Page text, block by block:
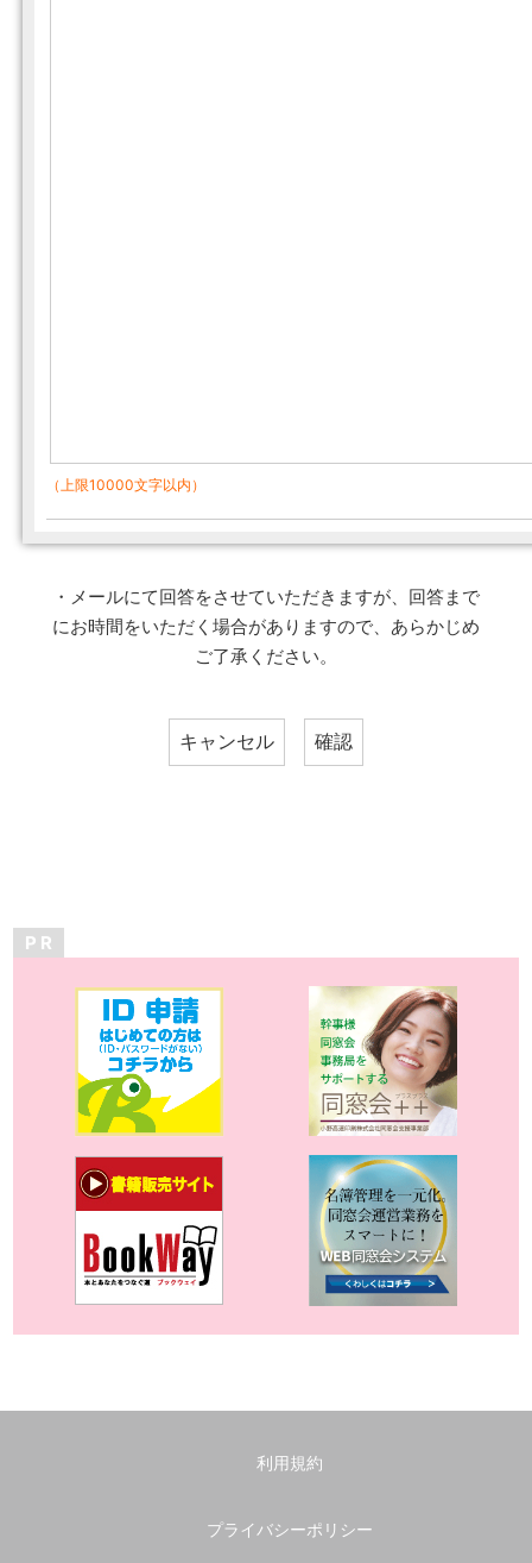
（上限10000文字以内）
・メールにて回答をさせていただきますが、回答まで
にお時間をいただく場合がありますので、あらかじめ
ご了承ください。
P R
利用規約
プライバシーポリシー